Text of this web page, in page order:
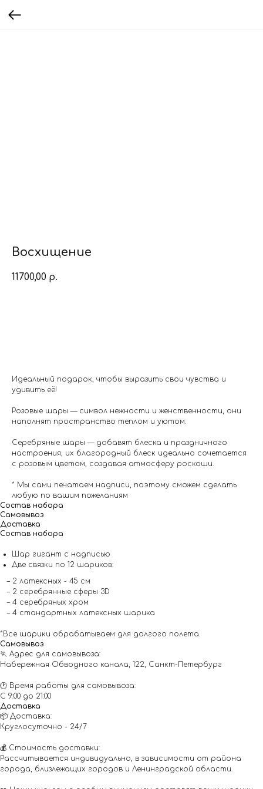
Восхищение
11700,00 р.
Идеальный подарок, чтобы выразить свои чувства и
удивить её!
Розовые шары — символ нежности и женственности, они
наполнят пространство теплом и уютом.
Серебряные шары — добавят блеска и праздничного
настроения, их благородный блеск идеально сочетается
с розовым цветом, создавая атмосферу роскоши.
* Мы сами печатаем надписи, поэтому сможем сделать
любую по вашим пожеланиям
Состав набора
Самовывоз
Доставка
Состав набора
Шар гигант с надписью
Две связки по 12 шариков:
– 2 латексных - 45 см
– 2 серебрянные сферы 3D
– 4 серебряных хром
– 4 стандартных латексных шарика
*Все шарики обрабатываем для долгого полета.
Самовывоз
🏃 Адрес для самовывоза:
Набережная Обводного канала, 122, Санкт-Петербург
🕐 Время работы для самовывоза:
С 9:00 до 21:00
Доставка
📦 Доставка:
Круглосуточно - 24/7
💰 Стоимость доставки:
Рассчитывается индивидуально, в зависимости от района
города, близлежащих городов и Ленинградской области.